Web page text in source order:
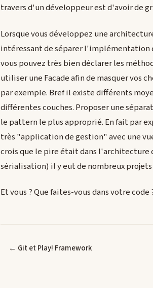
travers d'un développeur est d'avoir de
Lorsque vous développez une
intéressant de séparer l'implémentation
vous pouvez très bien déclarer les
utiliser une Facade afin de masquer vos
par exemple. Bref il existe différents
différentes couches. Proposer une
le pattern le plus approprié. En fait par
très "application de gestion" avec une
crois que le pire était dans l'architecture
sérialisation) il y eut de nombreux
Et vous ? Que faites-vous dans votre code
← Git et Play! Framework